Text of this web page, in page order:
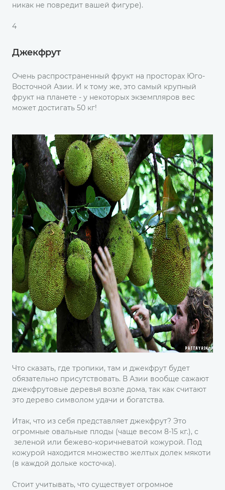
никак не повредит вашей фигуре).
4
Джекфрут
Очень распространенный фрукт на просторах Юго-
Восточной Азии. И к тому же, это самый крупный
фрукт на планете - у некоторых экземпляров вес
может достигать 50 кг!
Что сказать, где тропики, там и джекфрут будет
обязательно присутствовать. В Азии вообще сажают
джекфрутовые деревья возле дома, так как считают
это дерево символом удачи и богатства.
Итак, что из себя представляет джекфрут? Это
огромные овальные плоды (чаще весом 8-15 кг.), с
зеленой или бежево-коричневатой кожурой. Под
кожурой находится множество желтых долек мякоти
(в каждой дольке косточка).
Стоит учитывать, что существует огромное